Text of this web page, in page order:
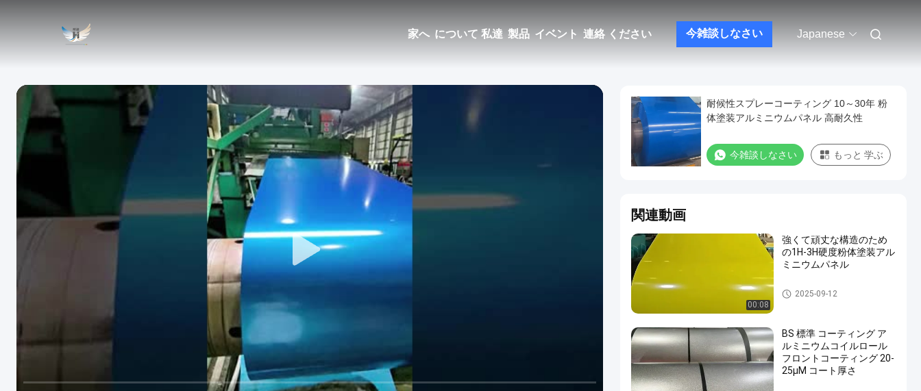
家へ について 私達 製品 イベント 連絡 ください 今雑談しなさい Japanese
耐候性スプレーコーティング 10～30年 粉
体塗装アルミニウムパネル 高耐久性
今雑談しなさい もっと 学ぶ
関連動画
00:08
強くて頑丈な構造のため
の1H-3H硬度粉体塗装アル
ミニウムパネル
粉末付きアルミパネル
2025-09-12
BS 標準 コーティング ア
ルミニウムコイルロール
フロントコーティング 20-
25μM コート厚さ